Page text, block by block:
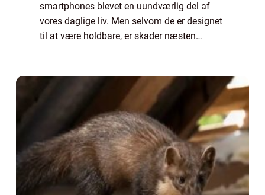
smartphones blevet en uundværlig del af
vores daglige liv. Men selvom de er designet
til at være holdbare, er skader næsten